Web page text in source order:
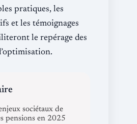
pratiques, les
et les témoignages
le repérage des
sociétaux de
pensions en 2025